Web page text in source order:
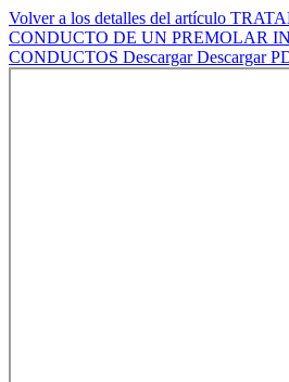
Volver a los detalles del artículo
CONDUCTO DE UN PREMOLAR
CONDUCTOS DescargarDescargar